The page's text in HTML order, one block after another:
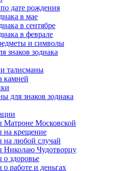
дате рождения
в мае
в сентябре
в феврале
и символы
знаков зодиака
талисманы
камней
для знаков зодиака
Московской
крещение
любой случай
Николаю Чудотворцу
здоровье
работе и деньгах